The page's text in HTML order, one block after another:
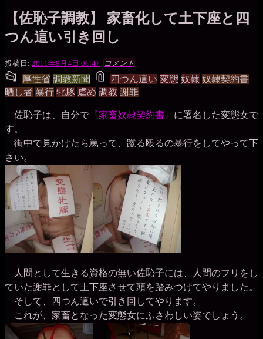
シ
ョ
【佐恥子調教】 家畜化して土下座と四
つん這い引き回し
投稿日: 2011年9月4日 01:47 一
枚
の
銀
コメント
📂 投
稿
グ
ル
ー
プ
厚性省 調教新聞 📎 タ
グ
四つん這い 変態 奴隷 奴隷契約書
晒し者 暴行 牝豚 虐め 調教 謝罪
佐恥子は、自分で 『家畜奴隷契約書』 に署名した変態女で
す。
街中で見かけたら罵って、蹴る殴るの暴行をしてやって下
さい。
人間として生きる資格の無い佐恥子には、人間のフリをし
ていた謝罪として土下座させて頭を踏みつけてやりました。
そして、四つん這いで引き回してやります。
これが、家畜となった変態女にふさわしい姿でしょう。